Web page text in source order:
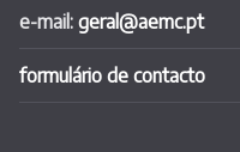
e-mail: geral@aemc.pt
formulário de contacto